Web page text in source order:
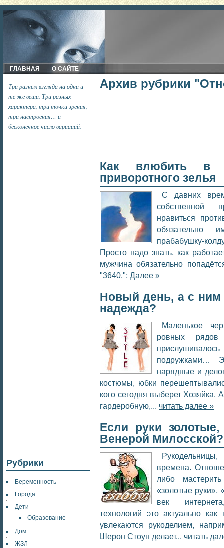
ГЛАВНАЯ О САЙТЕ
Три разных взгляда на одни и
те же вещи. Три разных
характера, три точки зрения,
три настроения… и
бесконечное число вариаций.
Рубрики
Беременность
Города
Дети
Образование
Дом
ЖЗЛ
Архив рубрики
Как влюбить в
приворотного зелья
С давних
собственной
нравиться
обязательно
прабабушку-
Просто надо знать, как
мужчина обязательно
"3640,"; Далее »
Новый день, а с ним
надежда?
Маленькое
ровных
подружками…
нарядные и
костюмы, юбки
кого сегодня выберет Хозяйка.
гардеробную,... читать далее »
Если руки
Венерой Милосской?
времена.
либо
«золотые руки»,
век
технологий это актуально
увлекаются рукоделием,
Шерон Стоун делает... читать